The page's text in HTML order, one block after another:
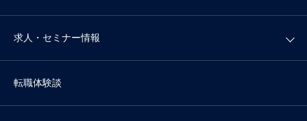
求人・セミナー情報
転職体験談